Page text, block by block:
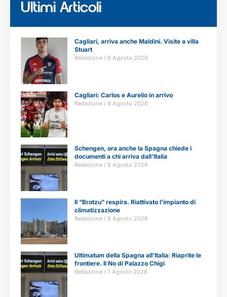
Ultimi Articoli
Cagliari, arriva anche Maldini. Visite a villa
Stuart
Redazione 8 Agosto 2026
Cagliari: Carlos e Aurelio in arrivo
Redazione 8 Agosto 2026
Schengen, ora anche la Spagna chiede i
documenti a chi arriva dall’Italia
Redazione 8 Agosto 2026
Il “Brotzu” respira. Riattivato l’impianto di
climatizzazione
Redazione 8 Agosto 2026
Ultimatum della Spagna all’Italia: Riaprite le
frontiere. Il No di Palazzo Chigi
Redazione 7 Agosto 2026